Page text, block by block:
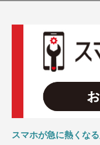
バッテリ
スマホが急に熱くな